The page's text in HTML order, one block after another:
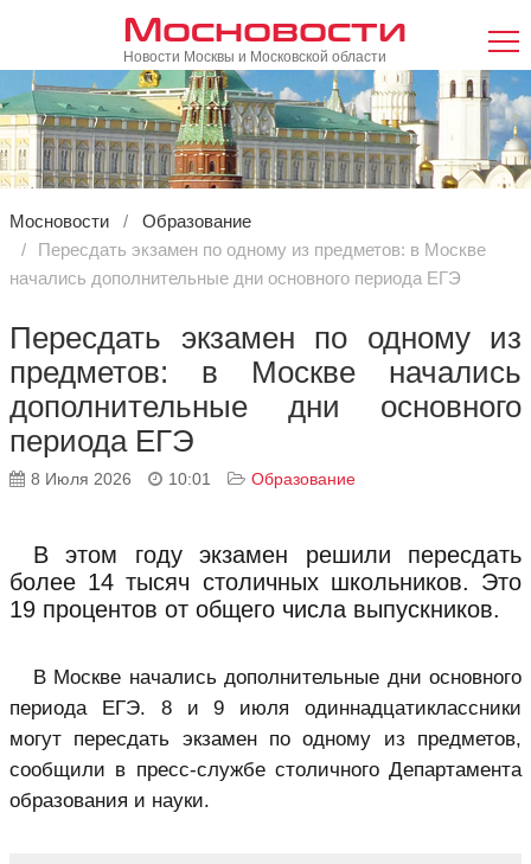
Мосновости
Новости Москвы и Московской области
Мосновости
Образование
Пересдать экзамен по одному из предметов: в Москве
начались дополнительные дни основного периода ЕГЭ
Пересдать экзамен по одному из
предметов: в Москве начались
дополнительные дни основного
периода ЕГЭ
8 Июля 2026 10:01 Образование
В этом году экзамен решили пересдать
более 14 тысяч столичных школьников. Это
19 процентов от общего числа выпускников.
В Москве начались дополнительные дни основного
периода ЕГЭ. 8 и 9 июля одиннадцатиклассники
могут пересдать экзамен по одному из предметов,
сообщили в пресс-службе столичного Департамента
образования и науки.